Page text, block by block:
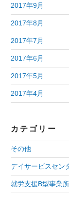
2017年9月
2017年8月
2017年7月
2017年6月
2017年5月
2017年4月
カテゴリー
その他
デイサービスセン
就労支援B型事業